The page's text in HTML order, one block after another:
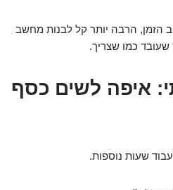
הזמן, הרבה יותר קל לבנות מחשב
שעובד כמו שצריך.
איפה לשים כסף
שעות נוספות.